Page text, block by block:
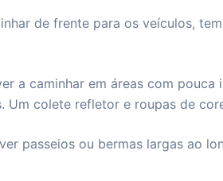
de frente para os veículos,
a caminhar em áreas com
colete refletor e roupas de
passeios ou bermas largas ao